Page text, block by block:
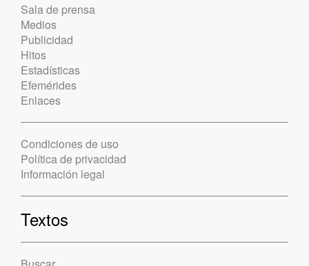
Sala de prensa
Medios
Publicidad
Hitos
Estadísticas
Efemérides
Enlaces
Condiciones de uso
Política de privacidad
Información legal
Textos